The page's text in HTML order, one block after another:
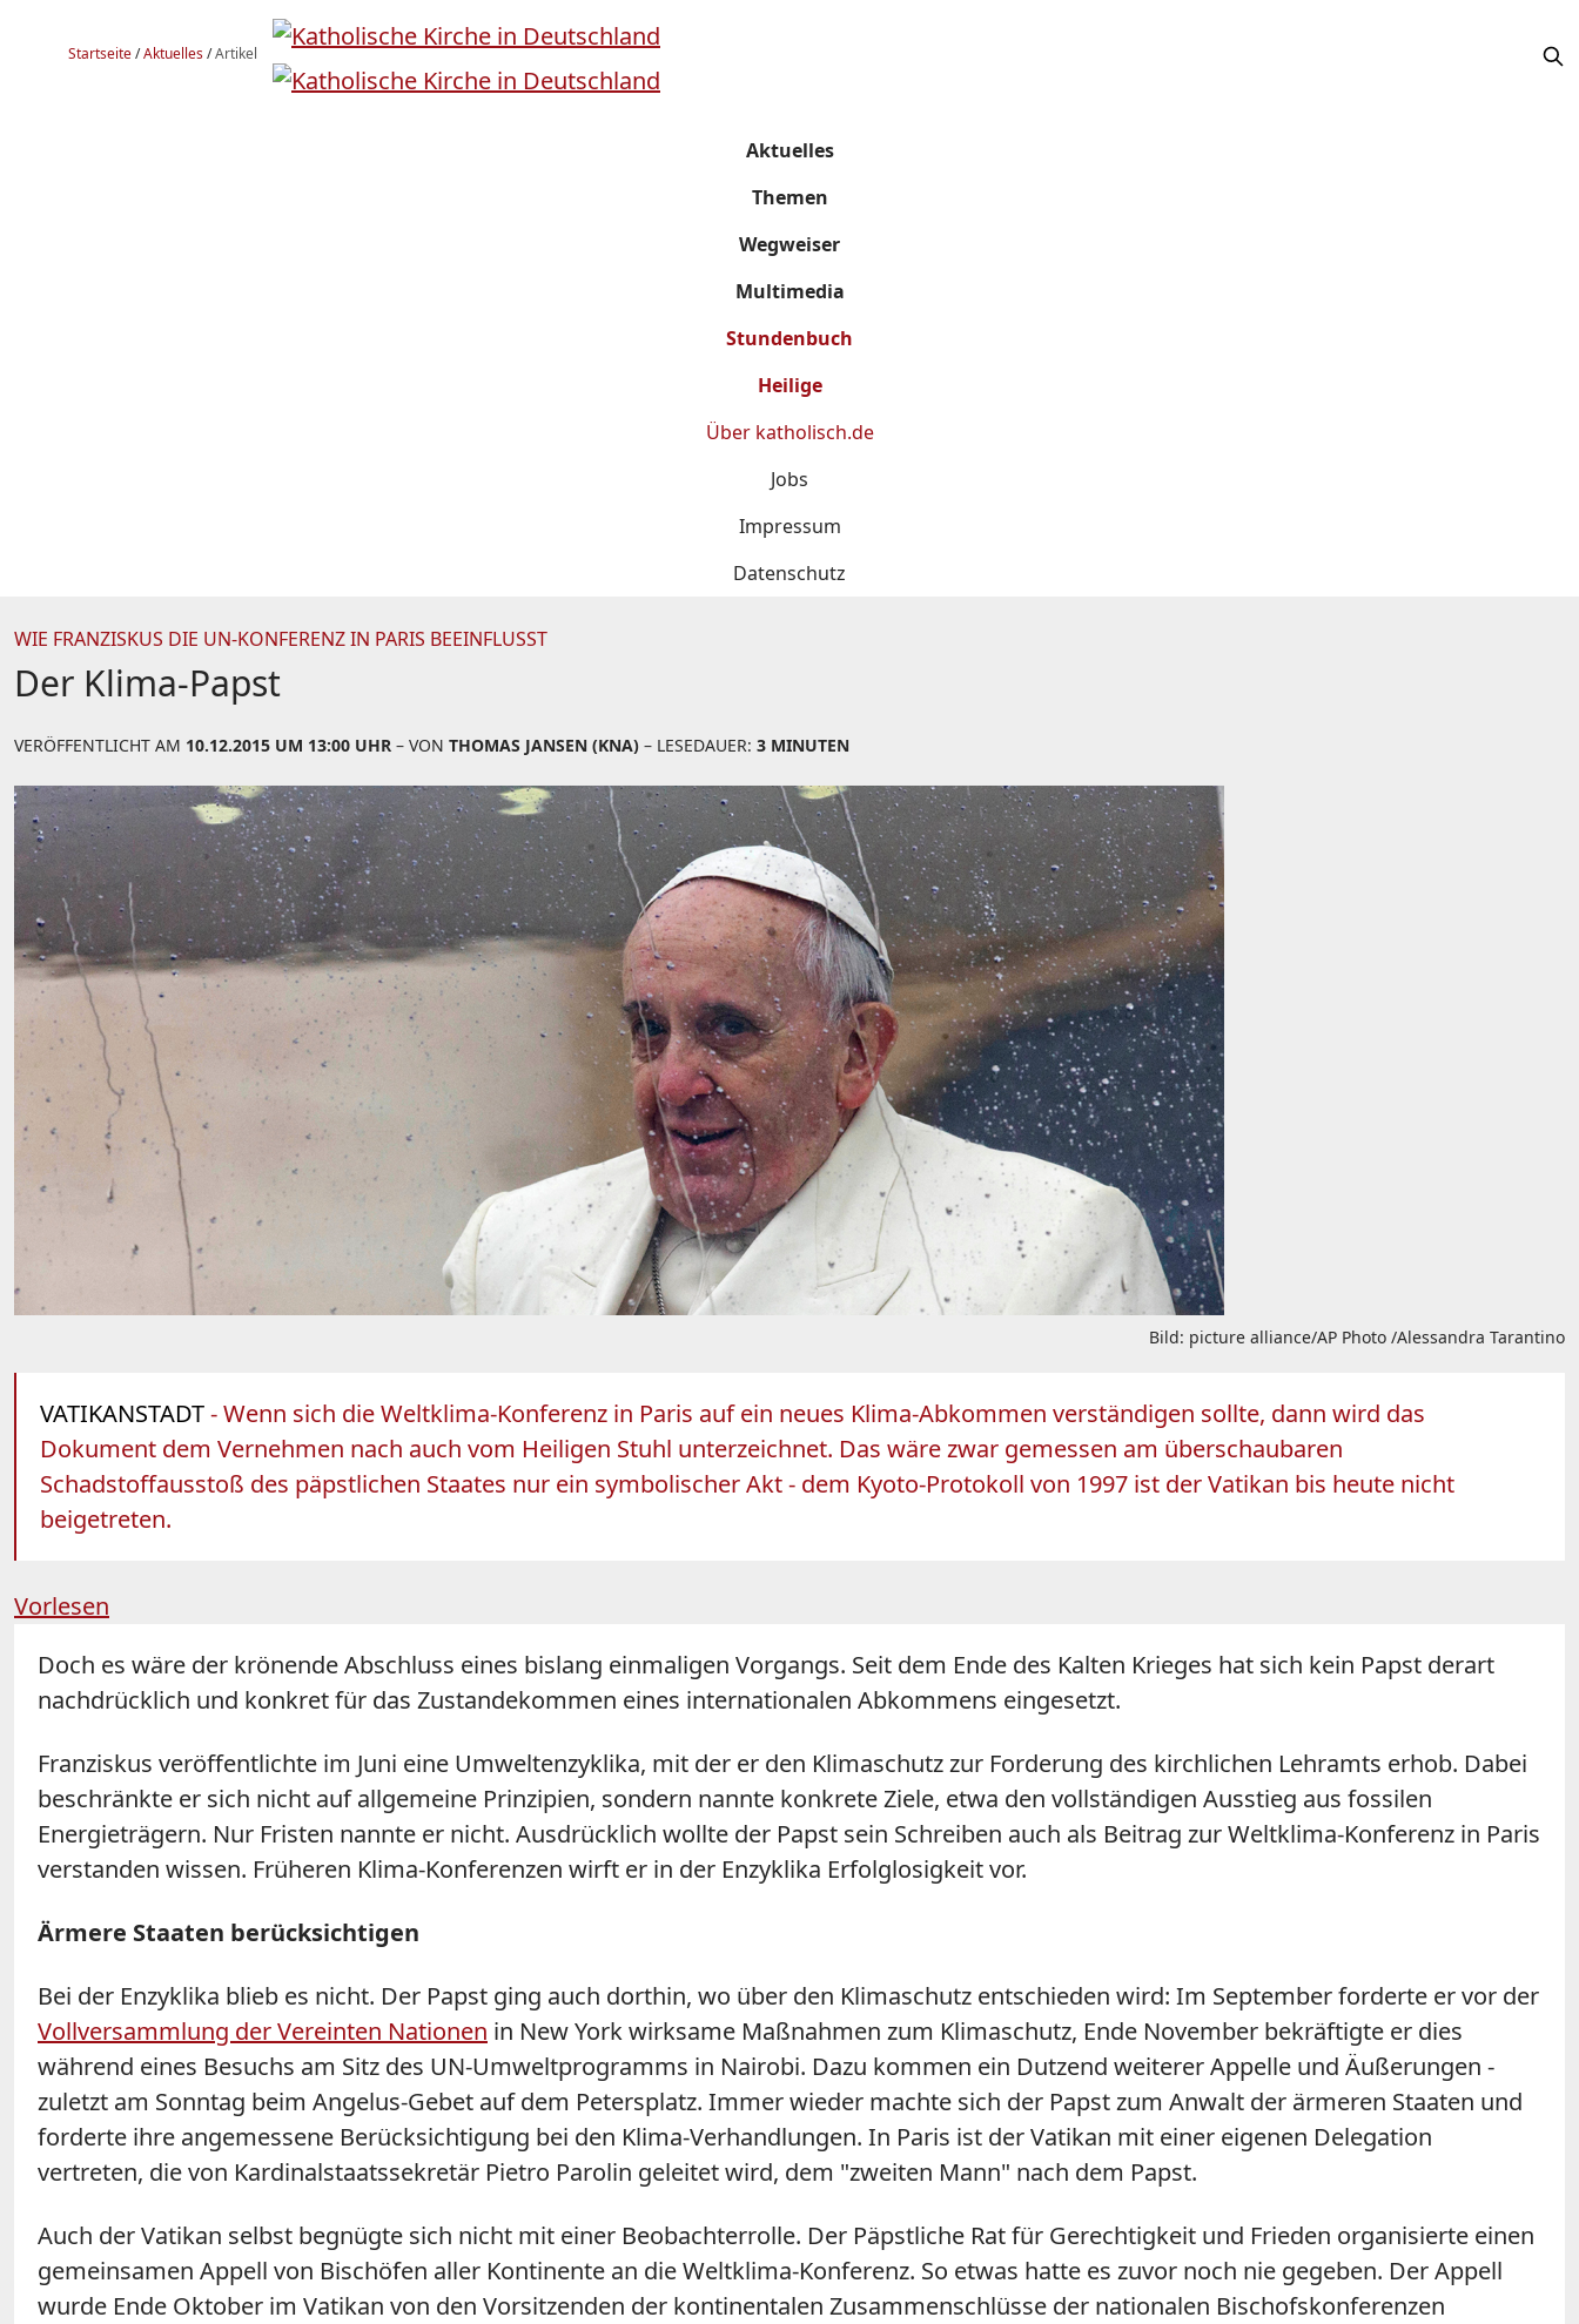
Startseite/Aktuelles/Artikel
Aktuelles
Themen
Wegweiser
Multimedia
Stundenbuch
Heilige
Über katholisch.de
Jobs
Impressum
Datenschutz
WIE FRANZISKUS DIE UN-KONFERENZ IN PARIS BEEINFLUSST
Der Klima-Papst
VERÖFFENTLICHT AM 10.12.2015 UM 13:00 UHR – VON THOMAS JANSEN (KNA) – LESEDAUER: 3 MINUTEN
Bild: picture alliance/AP Photo /Alessandra Tarantino
VATIKANSTADT- Wenn sich die Weltklima-Konferenz in Paris auf ein neues Klima-Abkommen verständigen sollte, dann wird das
Dokument dem Vernehmen nach auch vom Heiligen Stuhl unterzeichnet. Das wäre zwar gemessen am überschaubaren
Schadstoffausstoß des päpstlichen Staates nur ein symbolischer Akt - dem Kyoto-Protokoll von 1997 ist der Vatikan bis heute nicht
beigetreten.
Vorlesen
Doch es wäre der krönende Abschluss eines bislang einmaligen Vorgangs. Seit dem Ende des Kalten Krieges hat sich kein Papst derart
nachdrücklich und konkret für das Zustandekommen eines internationalen Abkommens eingesetzt.
Franziskus veröffentlichte im Juni eine Umweltenzyklika, mit der er den Klimaschutz zur Forderung des kirchlichen Lehramts erhob. Dabei
beschränkte er sich nicht auf allgemeine Prinzipien, sondern nannte konkrete Ziele, etwa den vollständigen Ausstieg aus fossilen
Energieträgern. Nur Fristen nannte er nicht. Ausdrücklich wollte der Papst sein Schreiben auch als Beitrag zur Weltklima-Konferenz in Paris
verstanden wissen. Früheren Klima-Konferenzen wirft er in der Enzyklika Erfolglosigkeit vor.
Ärmere Staaten berücksichtigen
Bei der Enzyklika blieb es nicht. Der Papst ging auch dorthin, wo über den Klimaschutz entschieden wird: Im September forderte er vor der
Vollversammlung der Vereinten Nationen in New York wirksame Maßnahmen zum Klimaschutz, Ende November bekräftigte er dies
während eines Besuchs am Sitz des UN-Umweltprogramms in Nairobi. Dazu kommen ein Dutzend weiterer Appelle und Äußerungen -
zuletzt am Sonntag beim Angelus-Gebet auf dem Petersplatz. Immer wieder machte sich der Papst zum Anwalt der ärmeren Staaten und
forderte ihre angemessene Berücksichtigung bei den Klima-Verhandlungen. In Paris ist der Vatikan mit einer eigenen Delegation
vertreten, die von Kardinalstaatssekretär Pietro Parolin geleitet wird, dem "zweiten Mann" nach dem Papst.
Auch der Vatikan selbst begnügte sich nicht mit einer Beobachterrolle. Der Päpstliche Rat für Gerechtigkeit und Frieden organisierte einen
gemeinsamen Appell von Bischöfen aller Kontinente an die Weltklima-Konferenz. So etwas hatte es zuvor noch nie gegeben. Der Appell
wurde Ende Oktober im Vatikan von den Vorsitzenden der kontinentalen Zusammenschlüsse der nationalen Bischofskonferenzen